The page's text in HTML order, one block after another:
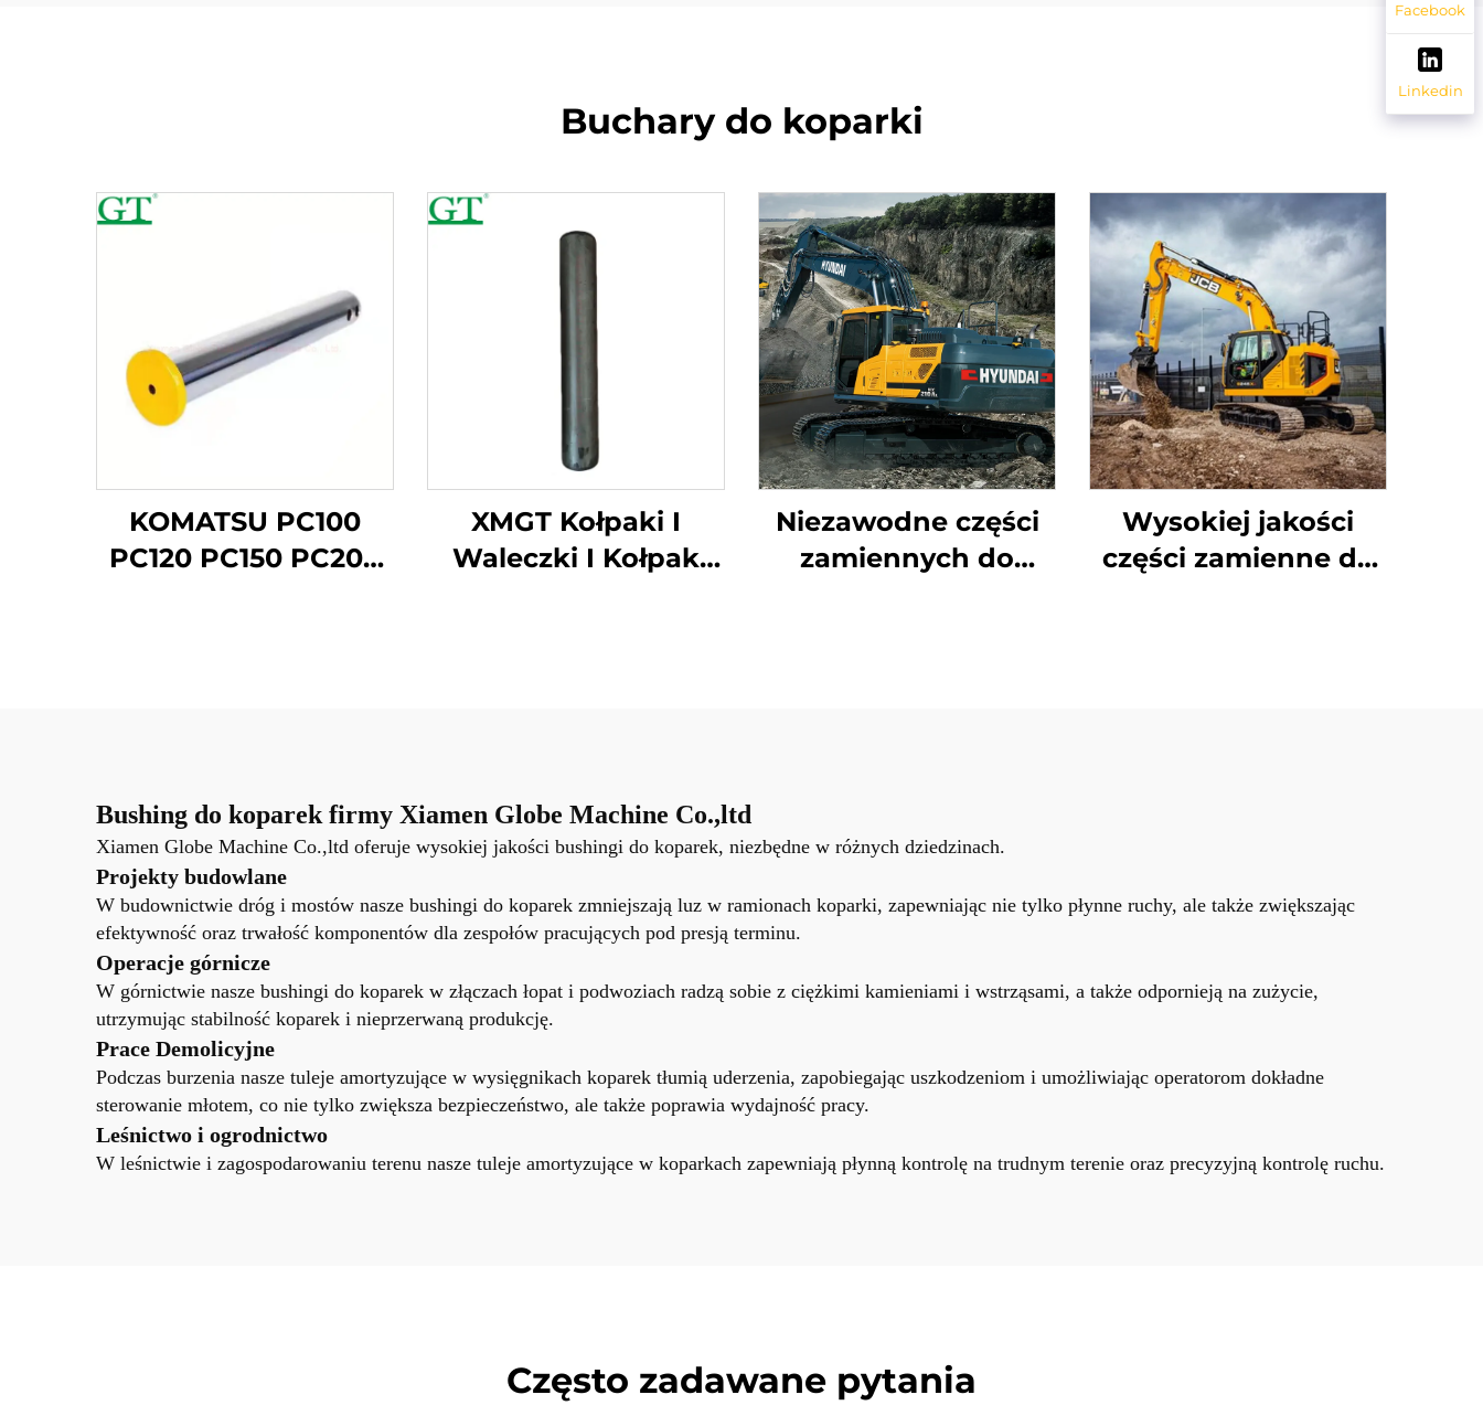
Buchary do koparki
KOMATSU PC100
PC120 PC150 PC200
XMGT Kołpaki I
Waleczki I Kołpak
Niezawodne części
zamiennych do
Wysokiej jakości
części zamienne do
Bushing do koparek firmy Xiamen Globe Machine Co.,ltd
Xiamen Globe Machine Co.,ltd oferuje wysokiej jakości bushingi do koparek, niezbędne w różnych dziedzinach.
Projekty budowlane
W budownictwie dróg i mostów nasze bushingi do koparek zmniejszają luz w ramionach koparki, zapewniając nie tylko płynne ruchy, ale także zwiększając
efektywność oraz trwałość komponentów dla zespołów pracujących pod presją terminu.
Operacje górnicze
W górnictwie nasze bushingi do koparek w złączach łopat i podwoziach radzą sobie z ciężkimi kamieniami i wstrząsami, a także odpornieją na zużycie,
utrzymując stabilność koparek i nieprzerwaną produkcję.
Prace Demolicyjne
Podczas burzenia nasze tuleje amortyzujące w wysięgnikach koparek tłumią uderzenia, zapobiegając uszkodzeniom i umożliwiając operatorom dokładne
sterowanie młotem, co nie tylko zwiększa bezpieczeństwo, ale także poprawia wydajność pracy.
Leśnictwo i ogrodnictwo
W leśnictwie i zagospodarowaniu terenu nasze tuleje amortyzujące w koparkach zapewniają płynną kontrolę na trudnym terenie oraz precyzyjną kontrolę ruchu.
Często zadawane pytania
Facebook
Linkedin